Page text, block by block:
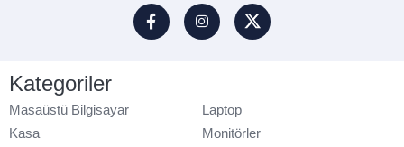
Kategoriler
Masaüstü Bilgisayar
Laptop
Kasa
Monitörler